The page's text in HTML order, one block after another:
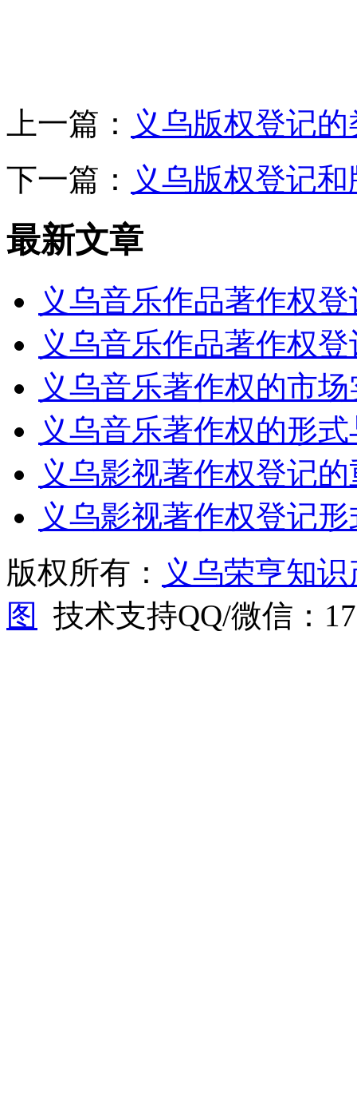
上一篇： 义乌版权登记
下一篇： 义乌版权登记
最新文章
义乌音乐作品著作权
义乌音乐作品著作权
义乌音乐著作权的市
义乌音乐著作权的形
义乌影视著作权登记
义乌影视著作权登记
版权所有： 义乌荣亨知
图
技术支持QQ/微信：